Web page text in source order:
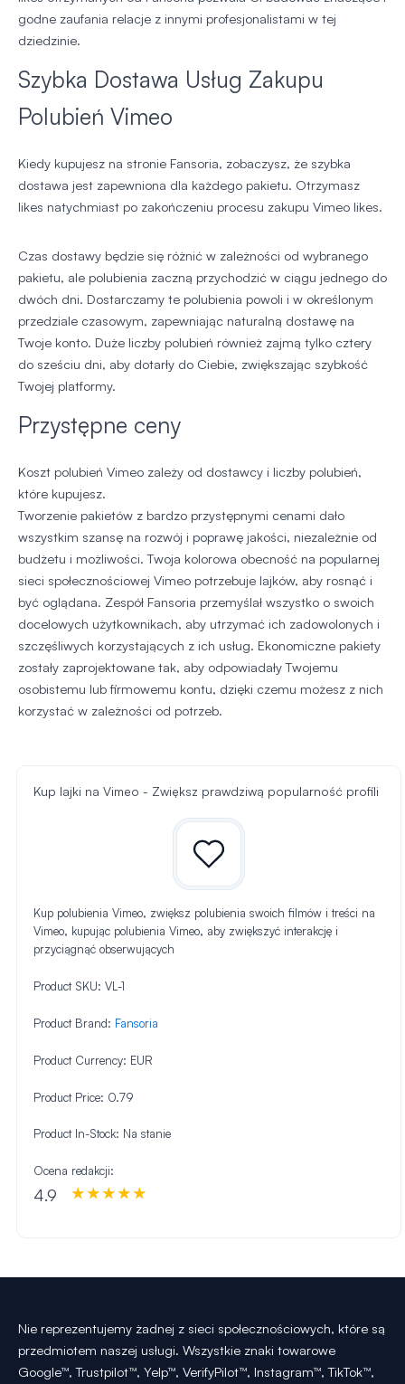
godne zaufania relacje z innymi profesjonalistami w tej
dziedzinie.
Szybka Dostawa Usług Zakupu
Polubień Vimeo
Kiedy kupujesz na stronie Fansoria, zobaczysz, że szybka
dostawa jest zapewniona dla każdego pakietu. Otrzymasz
likes natychmiast po zakończeniu procesu zakupu Vimeo likes.
Czas dostawy będzie się różnić w zależności od wybranego
pakietu, ale polubienia zaczną przychodzić w ciągu jednego do
dwóch dni. Dostarczamy te polubienia powoli i w określonym
przedziale czasowym, zapewniając naturalną dostawę na
Twoje konto. Duże liczby polubień również zajmą tylko cztery
do sześciu dni, aby dotarły do Ciebie, zwiększając szybkość
Twojej platformy.
Przystępne ceny
Koszt polubień Vimeo zależy od dostawcy i liczby polubień,
które kupujesz.
Tworzenie pakietów z bardzo przystępnymi cenami dało
wszystkim szansę na rozwój i poprawę jakości, niezależnie od
budżetu i możliwości. Twoja kolorowa obecność na popularnej
sieci społecznościowej Vimeo potrzebuje lajków, aby rosnąć i
być oglądana. Zespół Fansoria przemyślał wszystko o swoich
docelowych użytkownikach, aby utrzymać ich zadowolonych i
szczęśliwych korzystających z ich usług. Ekonomiczne pakiety
zostały zaprojektowane tak, aby odpowiadały Twojemu
osobistemu lub firmowemu kontu, dzięki czemu możesz z nich
korzystać w zależności od potrzeb.
Kup lajki na Vimeo - Zwiększ prawdziwą popularność profili
Kup polubienia Vimeo, zwiększ polubienia swoich filmów i treści na
Vimeo, kupując polubienia Vimeo, aby zwiększyć interakcję i
przyciągnąć obserwujących
Product SKU: VL-1
Product Brand: Fansoria
Product Currency: EUR
Product Price: 0.79
Product In-Stock: Na stanie
Ocena redakcji:
4.9
Nie reprezentujemy żadnej z sieci społecznościowych, które są
przedmiotem naszej usługi. Wszystkie znaki towarowe
Google™, Trustpilot™, Yelp™, VerifyPilot™, Instagram™, TikTok™,